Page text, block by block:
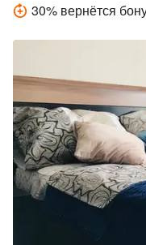
30% вернётся